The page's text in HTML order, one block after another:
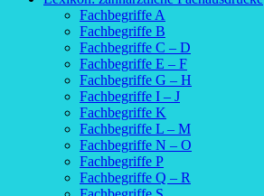
Fachbegriffe A
Fachbegriffe B
Fachbegriffe C – D
Fachbegriffe E – F
Fachbegriffe G – H
Fachbegriffe I – J
Fachbegriffe K
Fachbegriffe L – M
Fachbegriffe N – O
Fachbegriffe P
Fachbegriffe Q – R